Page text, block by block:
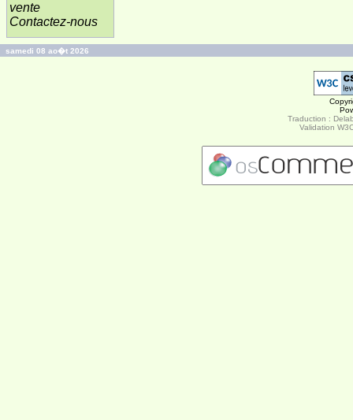
vente
Contactez-nous
samedi 08 ao�t 2026
Traduction :
Validation